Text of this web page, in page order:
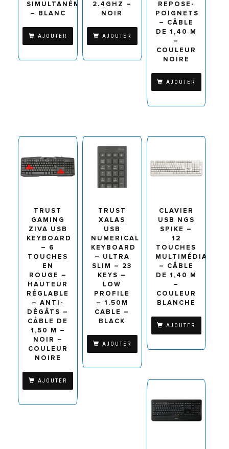
SIMULTANÉMENT
– BLANC
AJOUTER
2.4GHZ –
NOIR
AJOUTER
REPOSE-
POIGNETS
– CÂBLE
DE 1,40 M
–
COULEUR
NOIRE
AJOUTER
TRUST
GAMING
ZIVA USB
KEYBOARD
– 6
TOUCHES
EN
ROUGE –
HAUTEUR
RÉGLABLE
– ANTI-
DÉGÂTS –
CÂBLE DE
1,50 M –
NOIR –
COULEUR
NOIRE
AJOUTER
TRUST
XALAS
USB
NUMERICAL
KEYBOARD
– ULTRA
SLIM – 23
KEYS –
LOW
PROFILE
– 1.50M
CABLE –
BLACK
AJOUTER
CLAVIER
USB NGS
SPIKE –
12
TOUCHES
MULTIMÉDIA
– CÂBLE
DE 1,40 M
–
COULEUR
BLANCHE
AJOUTER